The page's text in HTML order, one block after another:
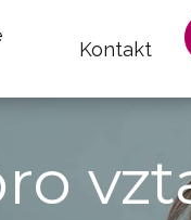
Kontakt